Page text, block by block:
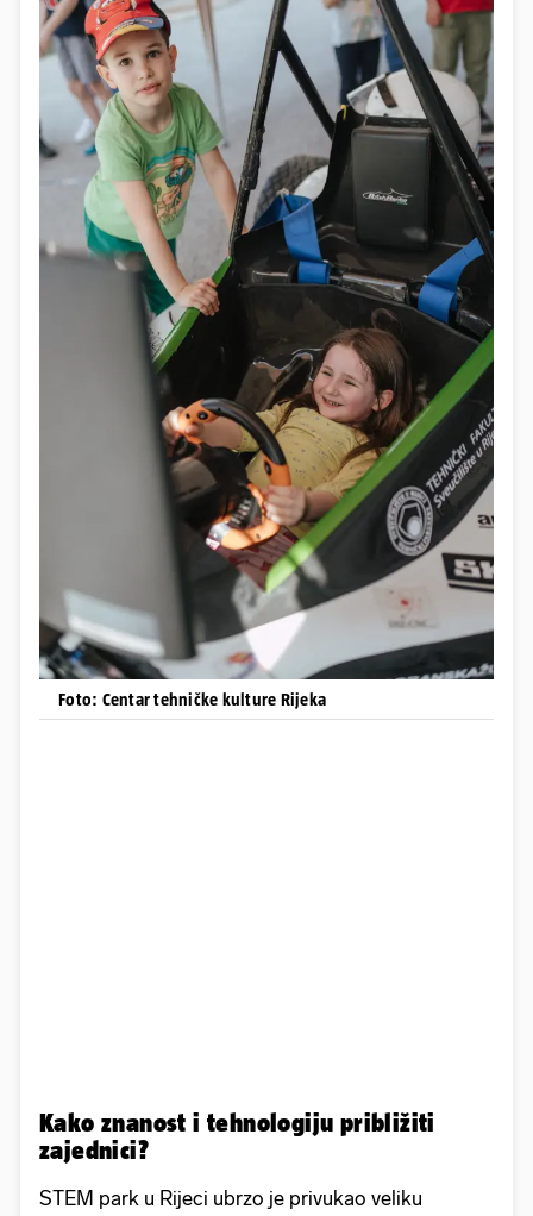
Foto: Centar tehničke kulture Rijeka
Kako znanost i tehnologiju približiti
zajednici?
STEM park u Rijeci ubrzo je privukao veliku